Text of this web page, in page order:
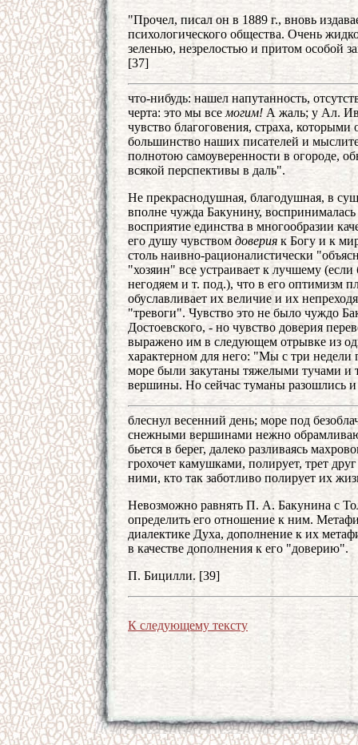
"Прочел, писал он в 1889 г., вновь
психологического общества. Очень
зеленью, незрелостью и притом особой
[37]
что-нибудь: нашел напутанность,
черта: это мы все могим! А жаль; у Ал.
чувство благоговения, страха,
большинство наших писателей и
полнотою самоуверенности в огороде,
всякой перспективы в даль".
Не прекраснодушная, благодушная, в
вполне чужда Бакунину,
восприятие единства в многообразии
его душу чувством доверия к Богу и к
столь наивно-рационалистически
"хозяин" все устраивает к лучшему
негодяем и т. под.), что в его оптимизм
обуславливает их величие и их
"тревоги". Чувство это не было чуждо
Достоевского, - но чувство доверия
выражено им в следующем отрывке из
характерном для него: "Мы с три недели
море были закутаны тяжелыми тучами и
вершины. Но сейчас туманы разошлись
блеснул весенний день; море под
снежными вершинами нежно
бьется в берег, далеко разливаясь
грохочет камушками, полирует, трет
ними, кто так заботливо полирует их
Невозможно равнять П. А. Бакунина с
определить его отношение к ним.
диалектике Духа, дополнение к их
в качестве дополнения к его "доверию".
П. Бицилли. [39]
К следующему тексту